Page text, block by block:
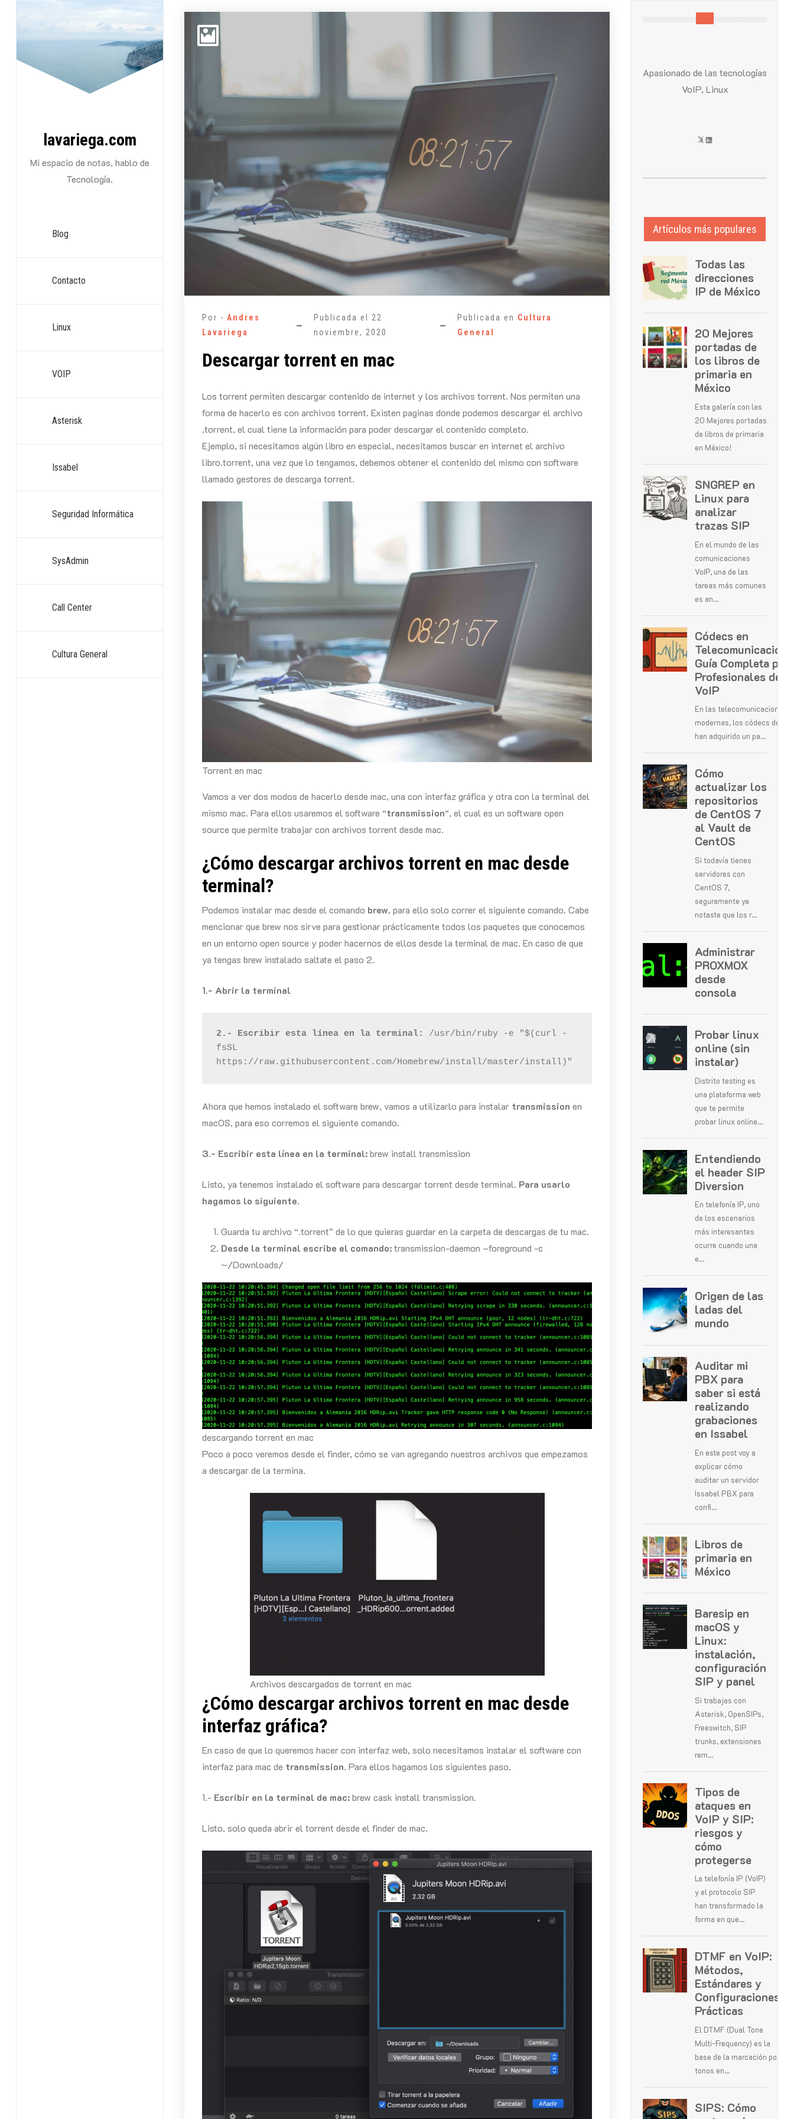
contenido
lavariega.com
Mi espacio de notas, hablo de
Tecnología.
Blog
Contacto
Linux
VOIP
Asterisk
Issabel
Seguridad Informática
SysAdmin
Call Center
Cultura General
Por - Andres
Lavariega
Publicada el22
noviembre, 2020
Publicada en Cultura
General
Descargar torrent en mac
Los torrent permiten descargar contenido de internet y los archivos torrent. Nos permiten una
forma de hacerlo es con archivos torrent. Existen paginas donde podemos descargar el archivo
.torrent, el cual tiene la información para poder descargar el contenido completo.
Ejemplo, si necesitamos algún libro en especial, necesitamos buscar en internet el archivo
libro.torrent, una vez que lo tengamos, debemos obtener el contenido del mismo con software
llamado gestores de descarga torrent.
Torrent en mac
Vamos a ver dos modos de hacerlo desde mac, una con interfaz gráfica y otra con la terminal del
mismo mac. Para ellos usaremos el software “transmission“, el cual es un software open
source que permite trabajar con archivos torrent desde mac.
¿Cómo descargar archivos torrent en mac desde
terminal?
Podemos instalar mac desde el comando brew, para ello solo correr el siguiente comando. Cabe
mencionar que brew nos sirve para gestionar prácticamente todos los paquetes que conocemos
en un entorno open source y poder hacernos de ellos desde la terminal de mac. En caso de que
ya tengas brew instalado saltate el paso 2.
1.- Abrir la terminal
2.- Escribir esta línea en la terminal:
/usr/bin/ruby -e "$(curl -
fsSL
https://raw.githubusercontent.com/Homebrew/install/master/install)"
Ahora que hemos instalado el software brew, vamos a utilizarlo para instalar transmission en
macOS, para eso corremos el siguiente comando.
3.- Escribir esta línea en la terminal:brew install transmission
Listo, ya tenemos instalado el software para descargar torrent desde terminal. Para usarlo
hagamos lo siguiente.
Guarda tu archivo “.torrent” de lo que quieras guardar en la carpeta de descargas de tu mac.
Desde la terminal escribe el comando:transmission-daemon –foreground -c
~/Downloads/
descargando torrent en mac
Poco a poco veremos desde el finder, cómo se van agregando nuestros archivos que empezamos
a descargar de la termina.
Archivos descargados de torrent en mac
¿Cómo descargar archivos torrent en mac desde
interfaz gráfica?
En caso de que lo queremos hacer con interfaz web, solo necesitamos instalar el software con
interfaz para mac de transmission. Para ellos hagamos los siguientes paso.
1.- Escribir en la terminal de mac:brew cask install transmission.
Listo, solo queda abrir el torrent desde el finder de mac.
Apasionado de las tecnologías
VoIP, Linux
X
Artículos más populares